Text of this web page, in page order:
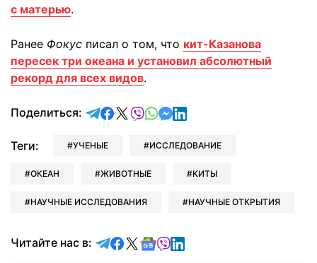
с матерью.
Ранее Фокус писал о том, что кит-Казанова
пересек три океана и установил абсолютный
рекорд для всех видов.
Поделиться: отправить в Telegram
поделиться в Facebook
поделиться в X
отправить в Viber
отправить в Whatsapp
отправить в Messenger
отправить в LinkedIn
Теги: УЧЕНЫЕ ИССЛЕДОВАНИЕ
ОКЕАН ЖИВОТНЫЕ КИТЫ
НАУЧНЫЕ ИССЛЕДОВАНИЯ НАУЧНЫЕ ОТКРЫТИЯ
Читайте нас в: Читайте в Telegram
Читайте в Facebook
Читайте в X
Читайте в Google news
Читайте в Viber
Читайте в LinkedIn